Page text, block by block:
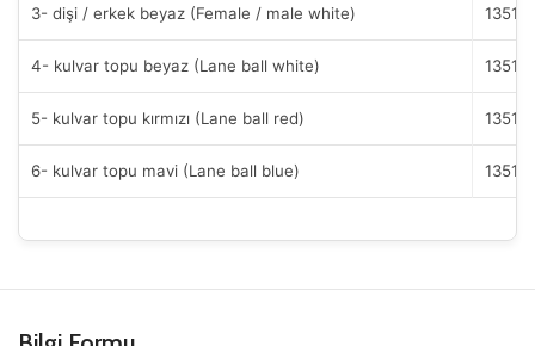
3- dişi / erkek beyaz (Female / male white)
4- kulvar topu beyaz (Lane ball white)
5- kulvar topu kırmızı (Lane ball red)
6- kulvar topu mavi (Lane ball blue)